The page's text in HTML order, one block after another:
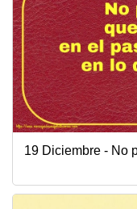
19 Diciembre - No